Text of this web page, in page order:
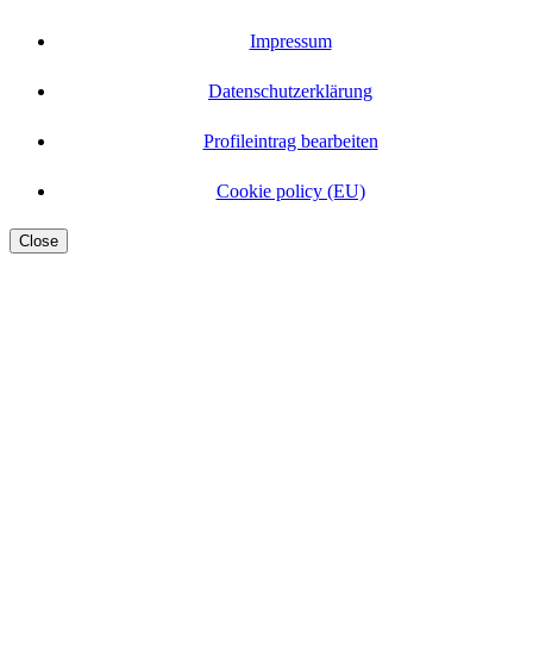
Impressum
Datenschutzerklärung
Profileintrag bearbeiten
Cookie policy (EU)
Close